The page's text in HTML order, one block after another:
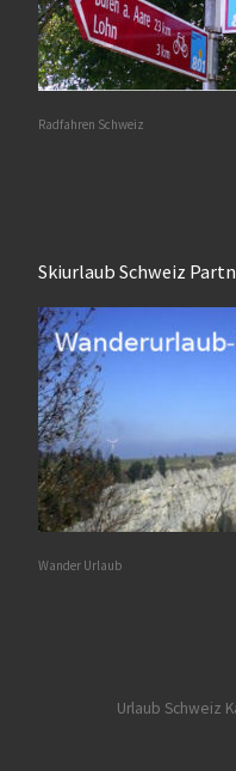
Radfahren Schweiz
Skiurlaub Schweiz
Wander Urlaub
Urlaub Schweiz